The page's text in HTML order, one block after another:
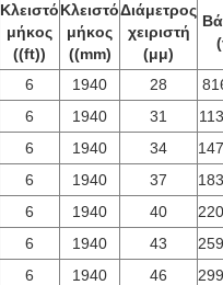
Κλειστό
μήκος
((ft))
Κλειστό
μήκος
((mm)
Διάμετρος
χειριστή
(μμ)
6 1940 28
6 1940 31
6 1940 34
6 1940 37
6 1940 40
6 1940 43
6 1940 46